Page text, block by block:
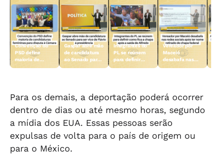
Convenção do
PSD define
maioria de
Gaspar abre mão
de candidatura
ao Senado para
Integrantes do
PL se reúnem
para definir
Vereador por
Maceió
desabafa nas
Para os demais, a deportação poderá ocorrer
dentro de dias ou até mesmo horas, segundo
a mídia dos EUA. Essas pessoas serão
expulsas de volta para o país de origem ou
para o México.